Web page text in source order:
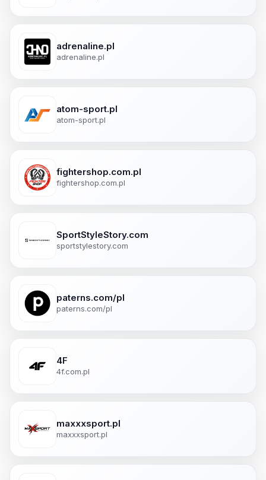
adrenaline.pl
adrenaline.pl
atom-sport.pl
atom-sport.pl
fightershop.com.pl
fightershop.com.pl
SportStyleStory.com
sportstylestory.com
paterns.com/pl
paterns.com/pl
4F
4f.com.pl
maxxxsport.pl
maxxxsport.pl